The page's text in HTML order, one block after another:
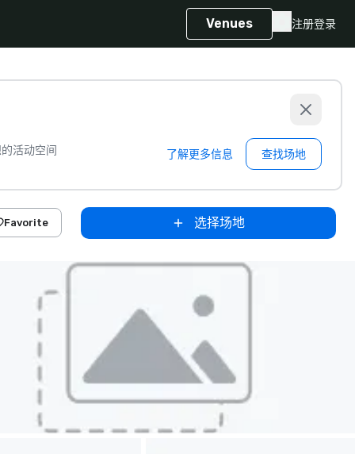
Venues 注册登录
活动空间 了解更多信息 查找场地
Favorite 选择场地